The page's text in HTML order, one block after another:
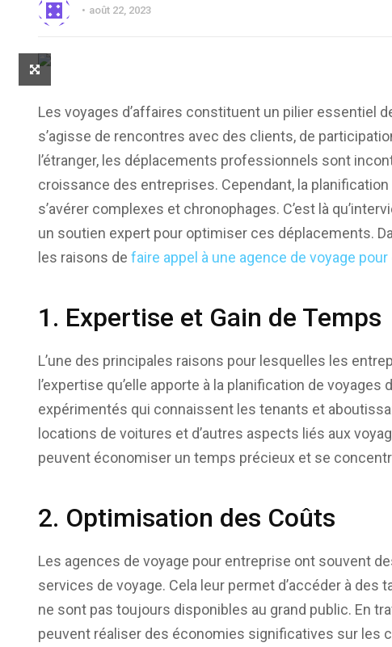
août 22, 2023
Les voyages d’affaires constituent un pilier essentiel
s’agisse de rencontres avec des clients, de
l’étranger, les déplacements professionnels sont
croissance des entreprises. Cependant, la
s’avérer complexes et chronophages. C’est là
un soutien expert pour optimiser ces déplacements.
les raisons de faire appel à une agence de voyage
1. Expertise et Gain de Temps
L’une des principales raisons pour lesquelles les
l’expertise qu’elle apporte à la planification de
expérimentés qui connaissent les tenants et
locations de voitures et d’autres aspects liés aux
peuvent économiser un temps précieux et se
2. Optimisation des Coûts
Les agences de voyage pour entreprise ont souvent
services de voyage. Cela leur permet d’accéder à
ne sont pas toujours disponibles au grand public. En
peuvent réaliser des économies significatives sur les